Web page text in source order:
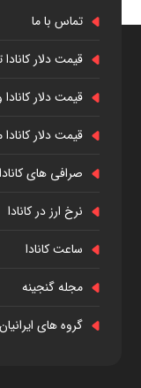
تماس با ما
قیمت دلار کانادا
قیمت دلار کانادا
قیمت دلار کانادا
صرافی های کانادا
نرخ ارز در کانادا
ساعت کانادا
مجله گنجینه
گروه های